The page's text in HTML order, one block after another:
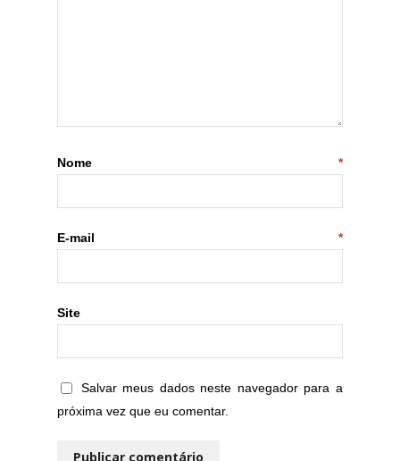
Nome *
E-mail *
Site
Salvar meus dados neste navegador para a
próxima vez que eu comentar.